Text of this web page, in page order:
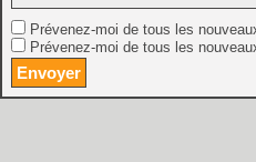
Prévenez-moi de tous les
Prévenez-moi de tous les